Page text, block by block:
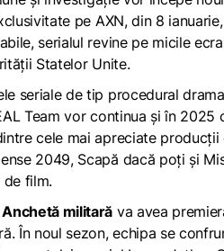
pe AXN, din 8
serialul revine pe micile
Statelor Unite.
seriale de tip procedural drama
Team vor continua și în 2025
cele mai apreciate
2049, Scapă dacă poți și
de film.
Anchetă militară va avea
În noul sezon, echipa se